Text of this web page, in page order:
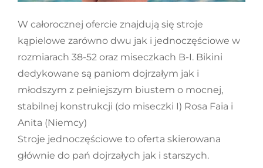
W całorocznej ofercie znajdują się stroje
kąpielowe zarówno dwu jak i jednoczęściowe w
rozmiarach 38-52 oraz miseczkach B-I. Bikini
dedykowane są paniom dojrzałym jak i
młodszym z pełniejszym biustem o mocnej,
stabilnej konstrukcji (do miseczki I) Rosa Faia i
Anita (Niemcy)
Stroje jednoczęściowe to oferta skierowana
głównie do pań dojrzałych jak i starszych.